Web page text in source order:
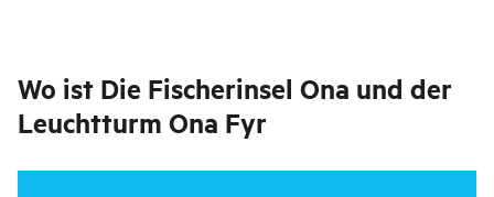
Wo ist Die Fischerinsel Ona und der
Leuchtturm Ona Fyr